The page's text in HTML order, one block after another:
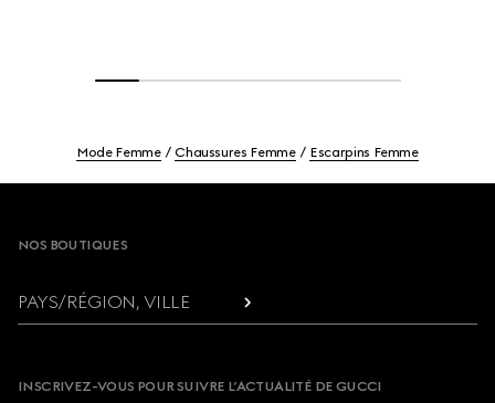
Mode Femme Chaussures Femme Escarpins Femme
NOS BOUTIQUES
PAYS/RÉGION, VILLE
INSCRIVEZ-VOUS POUR SUIVRE L’ACTUALITÉ DE GUCCI